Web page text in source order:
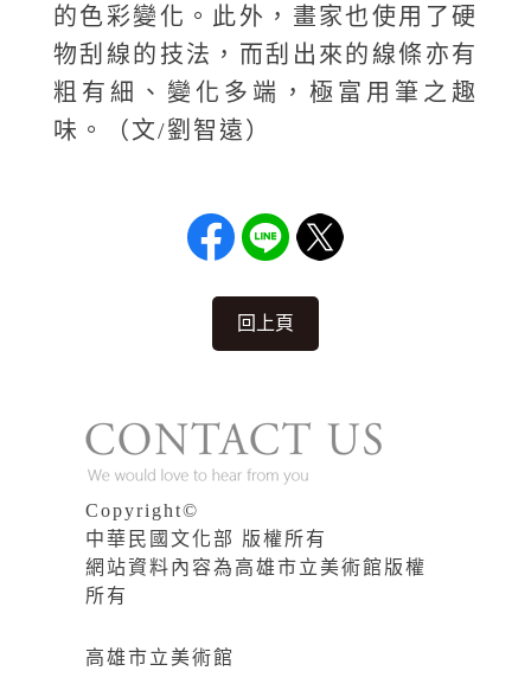
的色彩變化。此外，畫家也使用了硬
物刮線的技法，而刮出來的線條亦有
粗有細、變化多端，極富用筆之趣
味。（文/劉智遠）
回上頁
Copyright©
中華民國文化部 版權所有
網站資料內容為高雄市立美術館版權
所有
高雄市立美術館